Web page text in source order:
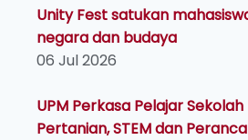
Unity Fest satukan
negara dan budaya
06 Jul 2026
UPM Perkasa Pelajar
Pertanian, STEM dan